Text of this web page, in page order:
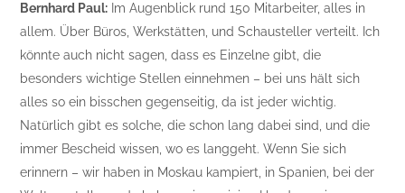
Bernhard Paul: Im Augenblick rund 150 Mitarbeiter, alles in
allem. Über Büros, Werkstätten, und Schausteller verteilt. Ich
könnte auch nicht sagen, dass es Einzelne gibt, die
besonders wichtige Stellen einnehmen – bei uns hält sich
alles so ein bisschen gegenseitig, da ist jeder wichtig.
Natürlich gibt es solche, die schon lang dabei sind, und die
immer Bescheid wissen, wo es langgeht. Wenn Sie sich
erinnern – wir haben in Moskau kampiert, in Spanien, bei der